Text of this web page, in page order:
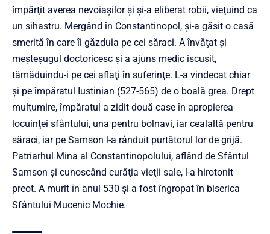
împărţit averea nevoiaşilor şi şi-a eliberat robii, vieţuind ca
un sihastru. Mergând în Constantinopol, şi-a găsit o casă
smerită în care îi găzduia pe cei săraci. A învăţat şi
meşteşugul doctoricesc şi a ajuns medic iscusit,
tămăduindu-i pe cei aflaţi în suferinţe. L-a vindecat chiar
şi pe împăratul Iustinian (527-565) de o boală grea. Drept
mulţumire, împăratul a zidit două case în apropierea
locuinţei sfântului, una pentru bolnavi, iar cealaltă pentru
săraci, iar pe Samson l-a rânduit purtătorul lor de grijă.
Patriarhul Mina al Constantinopolului, aflând de Sfântul
Samson şi cunoscând curăţia vieţii sale, l-a hirotonit
preot. A murit în anul 530 și a fost îngropat în biserica
Sfântului Mucenic Mochie.